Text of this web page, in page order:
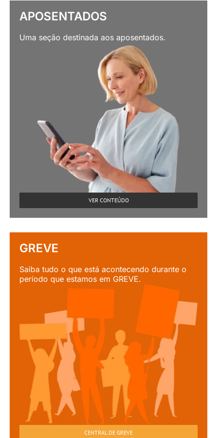
APOSENTADOS
Uma seção destinada aos aposentados.
VER CONTEÚDO
GREVE
Saiba tudo o que está acontecendo durante o
período que estamos em GREVE.
CENTRAL DE GREVE